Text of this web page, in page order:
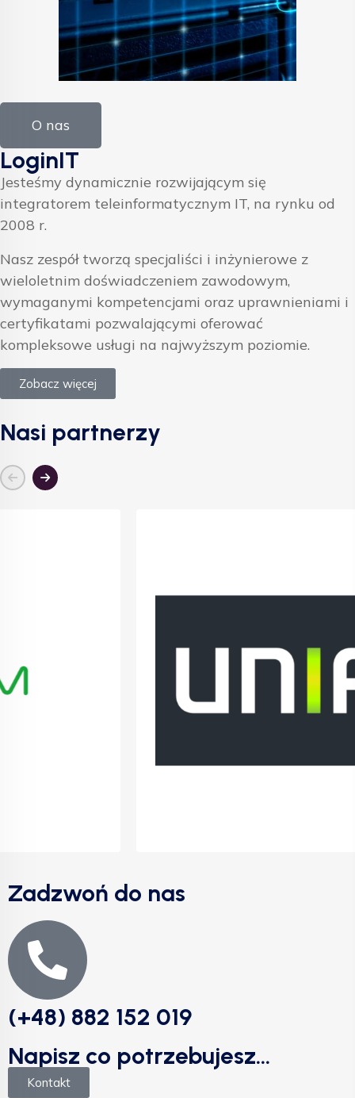
O nas
LoginIT
Jesteśmy dynamicznie rozwijającym się
integratorem teleinformatycznym IT, na rynku od
2008 r.
Nasz zespół tworzą specjaliści i inżynierowe z
wieloletnim doświadczeniem zawodowym,
wymaganymi kompetencjami oraz uprawnieniami i
certyfikatami pozwalającymi oferować
kompleksowe usługi na najwyższym poziomie.
Zobacz więcej
Nasi partnerzy
Zadzwoń do nas
(+48) 882 152 019
Napisz co potrzebujesz...
Kontakt